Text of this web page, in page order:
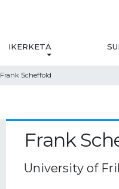
IKERKETA
Frank Scheffold
Frank
University of